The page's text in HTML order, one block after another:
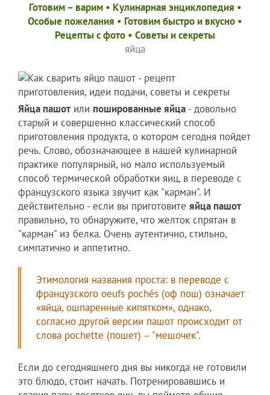
Готовим – варим• Кулинарная энциклопедия •
Особые пожелания • Готовим быстро и вкусно •
Рецепты c фото • Советы и секреты
яйца
Яйца пашот или пошированные яйца - довольно
старый и совершенно классический способ
приготовления продукта, о котором сегодня пойдет
речь. Слово, обозначающее в нашей кулинарной
практике популярный, но мало используемый
способ термической обработки яиц, в переводе с
французского языка звучит как "карман". И
действительно - если вы приготовите яйца пашот
правильно, то обнаружите, что желток спрятан в
"карман" из белка. Очень аутентично, стильно,
симпатично и аппетитно.
Этимология названия проста: в переводе с
французского oeufs pochés (оф пош) означает
«яйца, ошпаренные кипятком», однако,
согласно другой версии пашот происходит от
слова pochette (пошет) – "мешочек".
Если до сегодняшнего дня вы никогда не готовили
это блюдо, стоит начать. Потренировавшись и